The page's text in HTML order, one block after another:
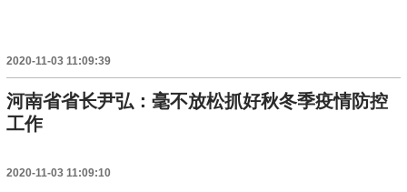
2020-11-03 11:09:39
河南省省长尹弘：毫不放松抓好秋冬季疫情防控
工作
2020-11-03 11:09:10